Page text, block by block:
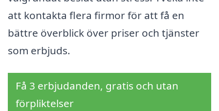
att kontakta flera firmor för att få en
bättre överblick över priser och tjänster
som erbjuds.
Få 3 erbjudanden, gratis och utan
förpliktelser